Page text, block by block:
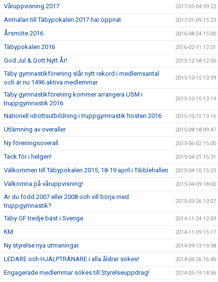
Våruppvisning 2017 2017-05-04 09:22
Anmälan till Täbypokalen 2017 har öppnat 2017-01-09 15:23
Årsmöte 2016 2016-08-24 15:00
Täbypokalen 2016 2016-02-11 12:01
God Jul & Gott Nytt År! 2015-12-18 12:00
Täby gymnastikförening slår nytt rekord i medlemsantal
och är nu 1496 aktiva medlemmar
2015-10-15 13:39
Täby gymnastikförening kommer arrangera USM i
truppgymnastik 2016
2015-10-15 13:19
Nationell idrottsutbildning i truppgymnastik hösten 2016 2015-10-15 13:16
Utlämning av overaller 2015-08-18 09:47
Ny föreningsoverall 2015-06-02 15:00
Tack för i helgen! 2015-04-21 15:31
Välkommen till Täbypokalen 2015, 18-19 april i Tibblehallen 2015-04-10 15:25
Välkomna på våruppvisning! 2015-04-09 18:00
Är du född 2007 eller 2008 och vill börja med
truppgymnastik?
2015-03-26 13:07
Täby GF tredje bäst i Sverige 2014-11-24 12:09
KM 2014-11-09 15:17
Ny styrelse nya utmaningar. 2014-09-13 19:38
LEDARE och HJÄLPTRÄNARE i alla åldrar sökes! 2014-06-26 16:40
Engagerade medlemmar sökes till Styrelseuppdrag! 2014-05-19 14:36